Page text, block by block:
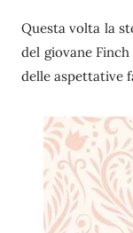
Questa volta la
del giovane
delle aspettative